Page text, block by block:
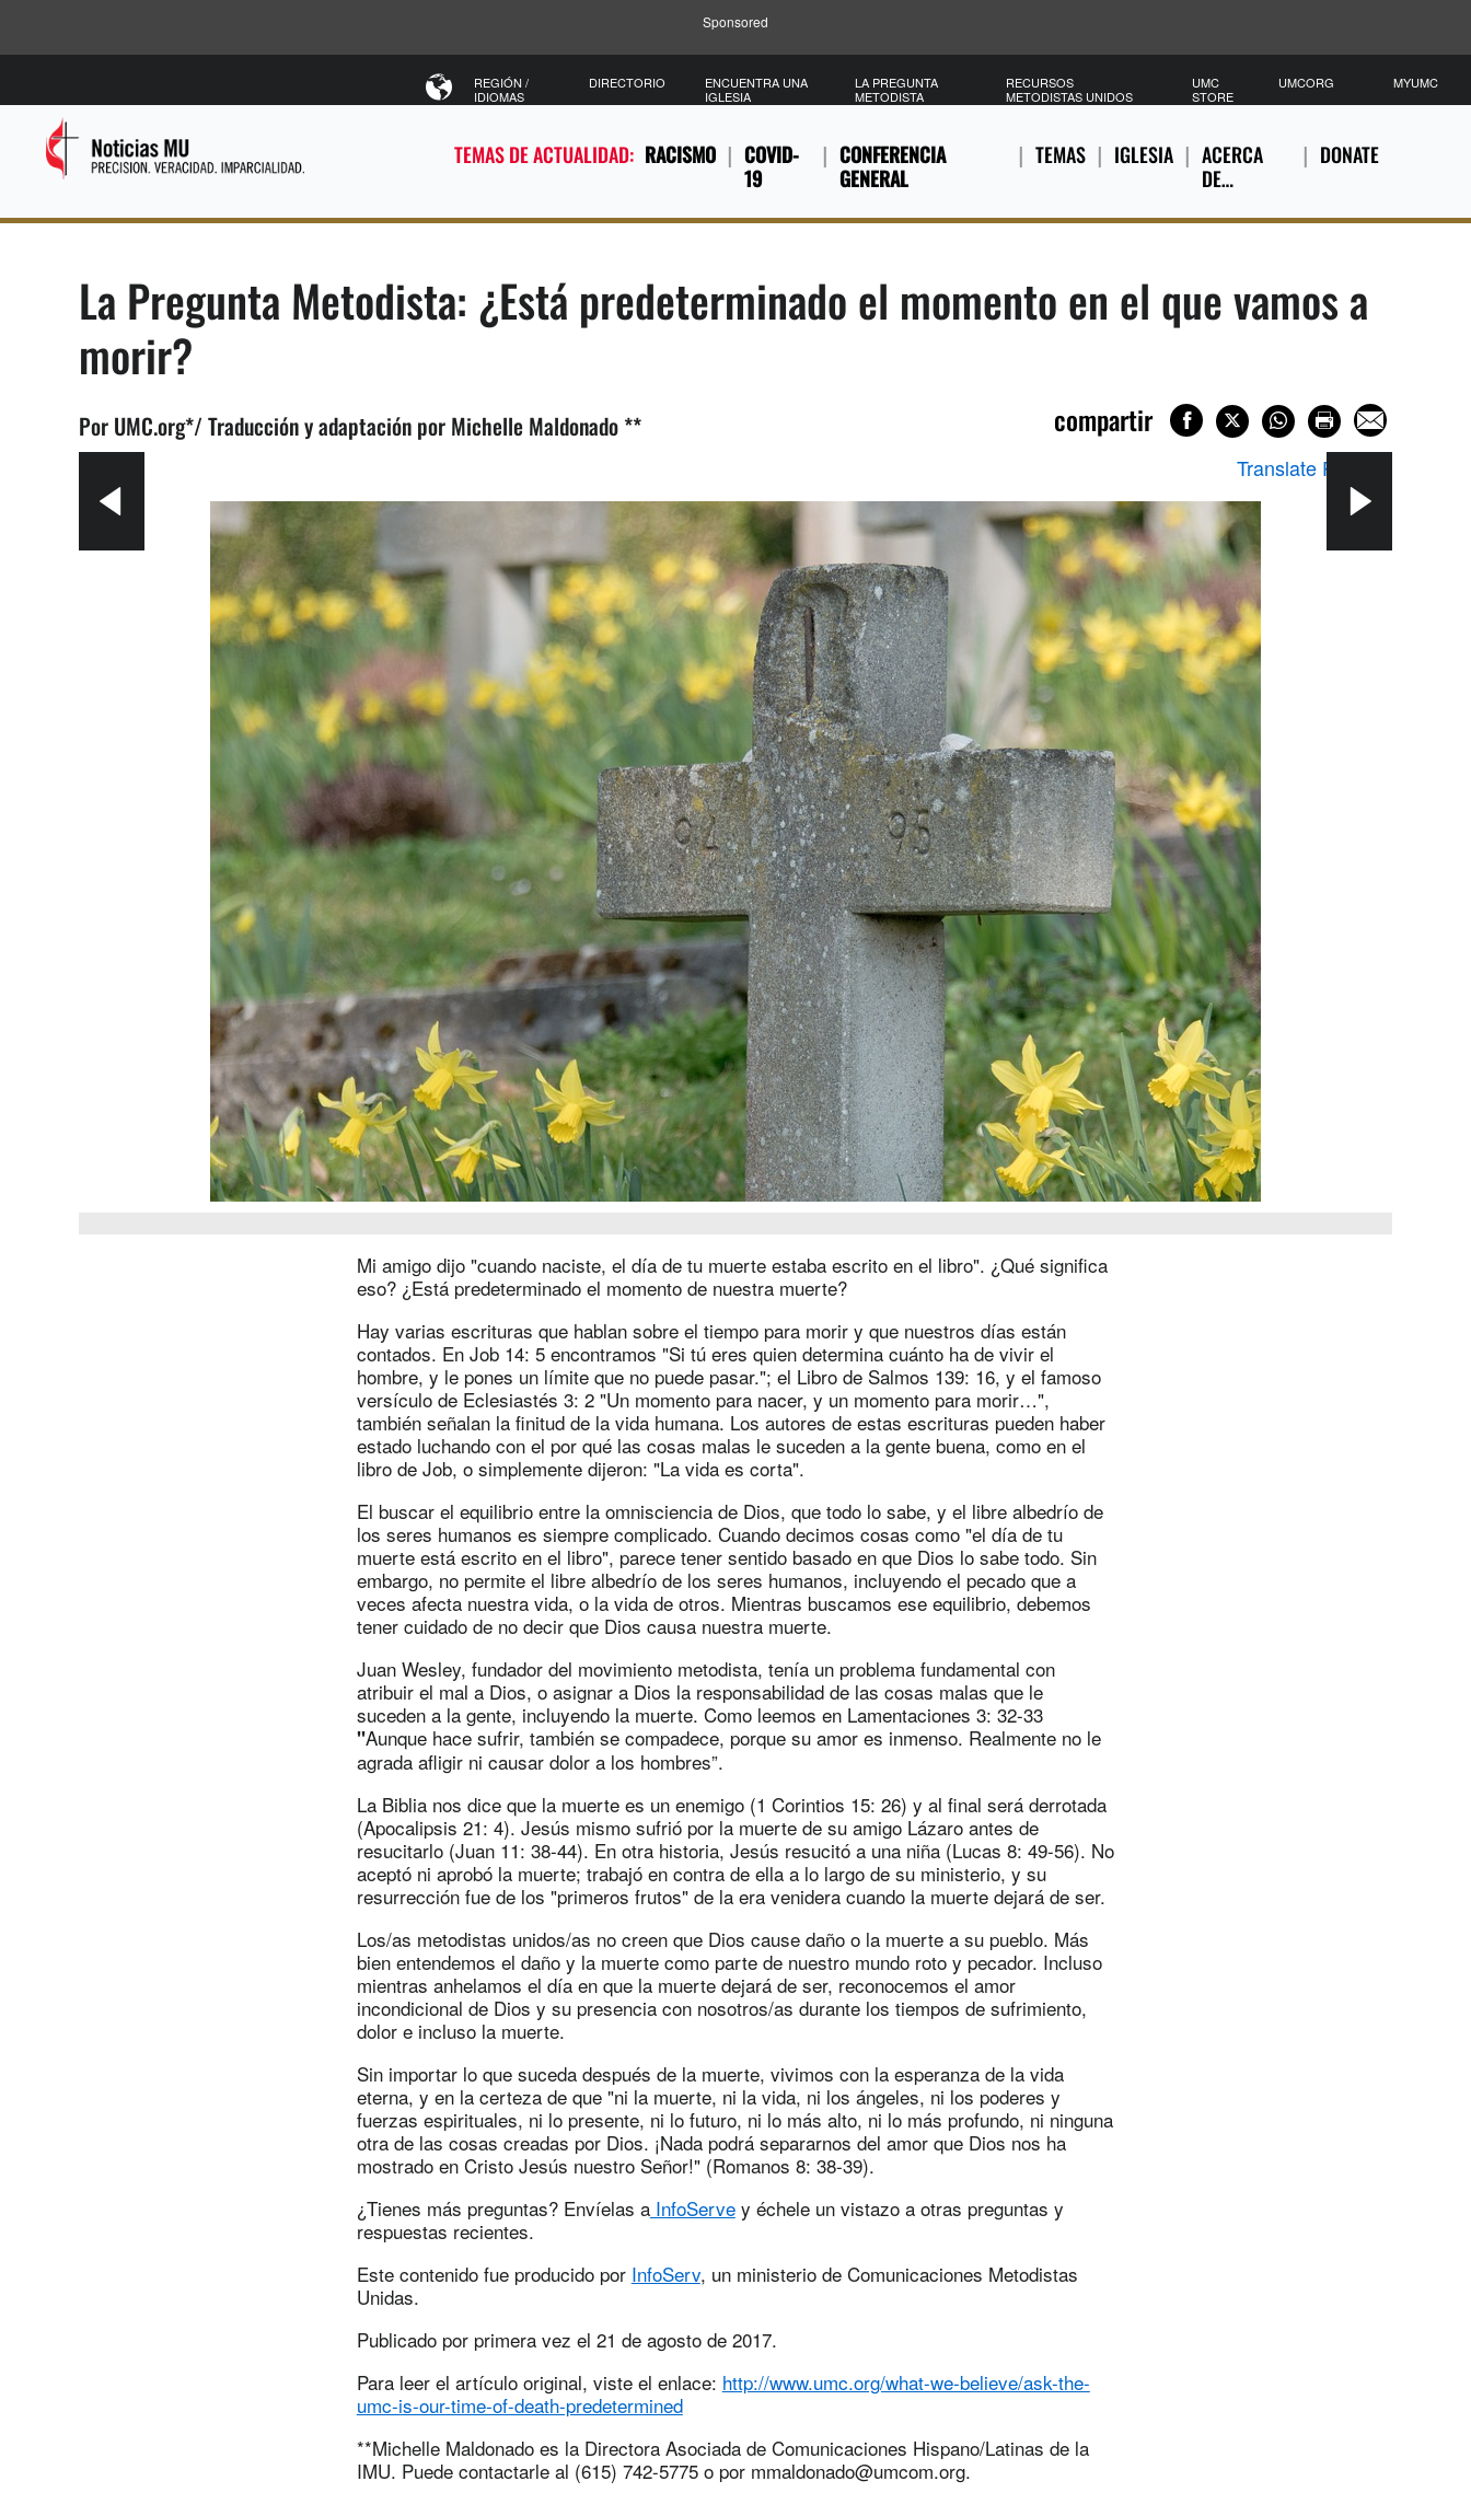
Sponsored
TEMAS DE ACTUALIDAD: RACISMO
COVID-
19
CONFERENCIA
GENERAL
TEMAS IGLESIA
ACERCA
DE…
DONATE
REGIÓN /
IDIOMAS
DIRECTORIO
ENCUENTRA UNA
IGLESIA
LA PREGUNTA
METODISTA
RECURSOS
METODISTAS UNIDOS
UMC
STORE
UMCORG MYUMC
La Pregunta Metodista: ¿Está predeterminado el momento en el que vamos a
morir?
Por UMC.org*/ Traducción y adaptación por Michelle Maldonado ** compartir
Translate Page
Mi amigo dijo "cuando naciste, el día de tu muerte estaba escrito en el libro". ¿Qué significa
eso? ¿Está predeterminado el momento de nuestra muerte?
Hay varias escrituras que hablan sobre el tiempo para morir y que nuestros días están
contados. En Job 14: 5 encontramos "Si tú eres quien determina cuánto ha de vivir el
hombre, y le pones un límite que no puede pasar."; el Libro de Salmos 139: 16, y el famoso
versículo de Eclesiastés 3: 2 "Un momento para nacer, y un momento para morir…",
también señalan la finitud de la vida humana. Los autores de estas escrituras pueden haber
estado luchando con el por qué las cosas malas le suceden a la gente buena, como en el
libro de Job, o simplemente dijeron: "La vida es corta".
El buscar el equilibrio entre la omnisciencia de Dios, que todo lo sabe, y el libre albedrío de
los seres humanos es siempre complicado. Cuando decimos cosas como "el día de tu
muerte está escrito en el libro", parece tener sentido basado en que Dios lo sabe todo. Sin
embargo, no permite el libre albedrío de los seres humanos, incluyendo el pecado que a
veces afecta nuestra vida, o la vida de otros. Mientras buscamos ese equilibrio, debemos
tener cuidado de no decir que Dios causa nuestra muerte.
Juan Wesley, fundador del movimiento metodista, tenía un problema fundamental con
atribuir el mal a Dios, o asignar a Dios la responsabilidad de las cosas malas que le
suceden a la gente, incluyendo la muerte. Como leemos en Lamentaciones 3: 32-33
"Aunque hace sufrir, también se compadece, porque su amor es inmenso. Realmente no le
agrada afligir ni causar dolor a los hombres”.
La Biblia nos dice que la muerte es un enemigo (1 Corintios 15: 26) y al final será derrotada
(Apocalipsis 21: 4). Jesús mismo sufrió por la muerte de su amigo Lázaro antes de
resucitarlo (Juan 11: 38-44). En otra historia, Jesús resucitó a una niña (Lucas 8: 49-56). No
aceptó ni aprobó la muerte; trabajó en contra de ella a lo largo de su ministerio, y su
resurrección fue de los "primeros frutos" de la era venidera cuando la muerte dejará de ser.
Los/as metodistas unidos/as no creen que Dios cause daño o la muerte a su pueblo. Más
bien entendemos el daño y la muerte como parte de nuestro mundo roto y pecador. Incluso
mientras anhelamos el día en que la muerte dejará de ser, reconocemos el amor
incondicional de Dios y su presencia con nosotros/as durante los tiempos de sufrimiento,
dolor e incluso la muerte.
Sin importar lo que suceda después de la muerte, vivimos con la esperanza de la vida
eterna, y en la certeza de que "ni la muerte, ni la vida, ni los ángeles, ni los poderes y
fuerzas espirituales, ni lo presente, ni lo futuro, ni lo más alto, ni lo más profundo, ni ninguna
otra de las cosas creadas por Dios. ¡Nada podrá separarnos del amor que Dios nos ha
mostrado en Cristo Jesús nuestro Señor!" (Romanos 8: 38-39).
¿Tienes más preguntas? Envíelas aInfoServey échele un vistazo a otras preguntas y
respuestas recientes.
Este contenido fue producido por InfoServ, un ministerio de Comunicaciones Metodistas
Unidas.
Publicado por primera vez el 21 de agosto de 2017.
Para leer el artículo original, viste el enlace: http://www.umc.org/what-we-believe/ask-the-
umc-is-our-time-of-death-predetermined
**Michelle Maldonado es la Directora Asociada de Comunicaciones Hispano/Latinas de la
IMU. Puede contactarle al (615) 742-5775 o por mmaldonado@umcom.org.